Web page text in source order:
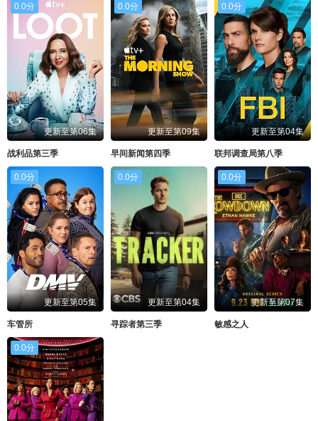
0.0分
更新至第06集
战利品第三季
0.0分
更新至第09集
早间新闻第四季
0.0分
更新至第04集
联邦调查局第八季
0.0分
更新至第05集
车管所
0.0分
更新至第04集
寻踪者第三季
0.0分
更新至第07集
敏感之人
0.0分